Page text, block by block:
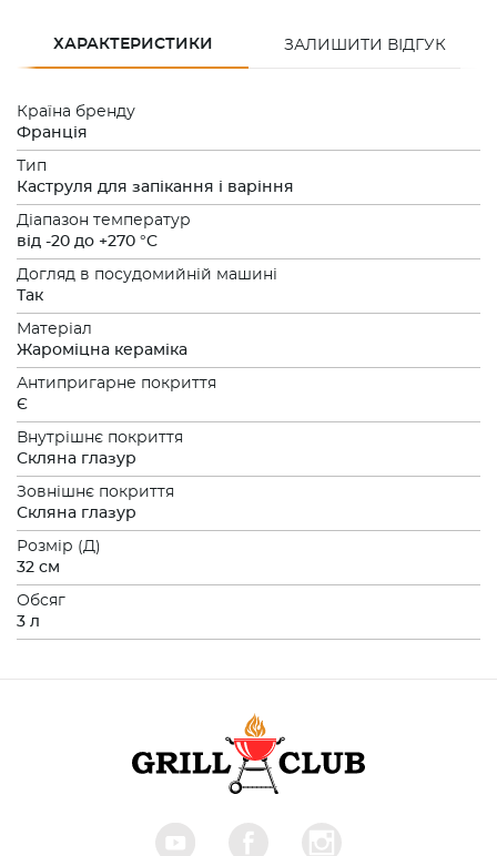
ХАРАКТЕРИСТИКИ ЗАЛИШИТИ ВІДГУК
Країна бренду
Франція
Тип
Каструля для запікання і варіння
Діапазон температур
від -20 до +270 °C
Догляд в посудомийній машині
Так
Матеріал
Жароміцна кераміка
Антипригарне покриття
Є
Внутрішнє покриття
Скляна глазур
Зовнішнє покриття
Скляна глазур
Розмiр (Д)
32 см
Обсяг
3 л